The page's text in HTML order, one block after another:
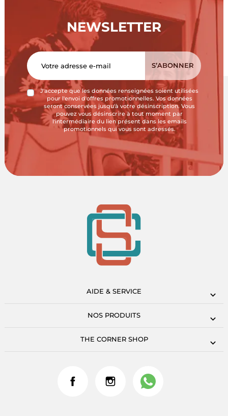
NEWSLETTER
J'accepte que les données renseignées soient utilisées
pour l'envoi d'offres promotionnelles. Vos données
seront conservées jusqu'à votre désinscription. Vous
pouvez vous désinscrire à tout moment par
l'intermédiaire du lien présent dans les emails
promotionnels qui vous sont adressés.
AIDE & SERVICE
NOS PRODUITS
THE CORNER SHOP